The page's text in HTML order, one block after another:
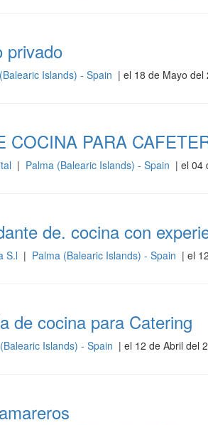
privado
Islands) - Spain | el 18 de Mayo del
COCINA PARA
| Palma (Balearic Islands) - Spain | el 04
de. cocina con
S.l | Palma (Balearic Islands) - Spain | el
de cocina para Catering
Islands) - Spain | el 12 de Abril del